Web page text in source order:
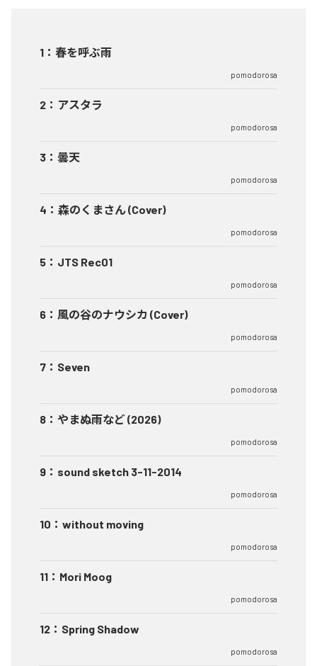
1 ： 春を呼ぶ雨
pomodorosa
2 ： アスタラ
pomodorosa
3 ： 曇天
pomodorosa
4 ： 森のくまさん (Cover)
pomodorosa
5 ： JTS Rec01
pomodorosa
6 ： 風の谷のナウシカ (Cover)
pomodorosa
7 ： Seven
pomodorosa
8 ： やまぬ雨など (2026)
pomodorosa
9 ： sound sketch 3-11-2014
pomodorosa
10 ： without moving
pomodorosa
11 ： Mori Moog
pomodorosa
12 ： Spring Shadow
pomodorosa